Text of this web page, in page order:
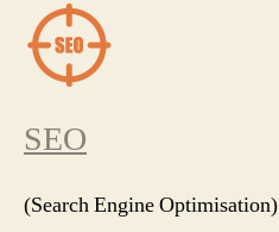
SEO
(Search Engine Optimisation)